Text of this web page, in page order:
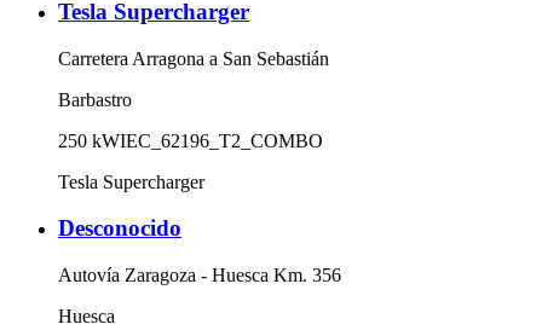
Tesla Supercharger
Carretera Arragona a San Sebastián
Barbastro
250 kWIEC_62196_T2_COMBO
Tesla Supercharger
Desconocido
Autovía Zaragoza - Huesca Km. 356
Huesca